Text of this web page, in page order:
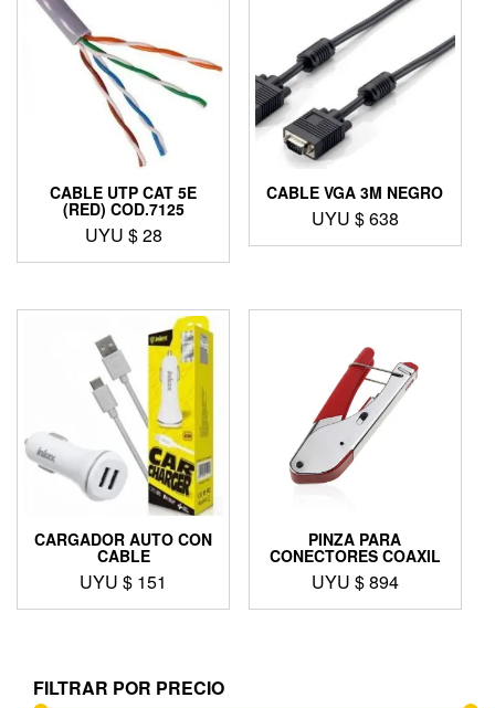
CABLE UTP CAT 5E
(RED) COD.7125
UYU $28
CABLE VGA 3M NEGRO
UYU $638
CARGADOR AUTO CON
CABLE
UYU $ 151
PINZA PARA
CONECTORES COAXIL
UYU $894
FILTRAR POR PRECIO